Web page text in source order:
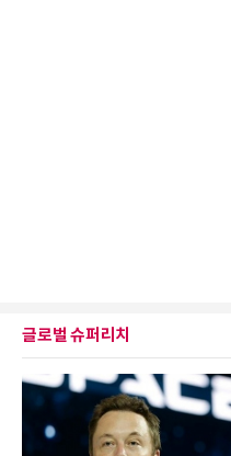
글로벌 슈퍼리치